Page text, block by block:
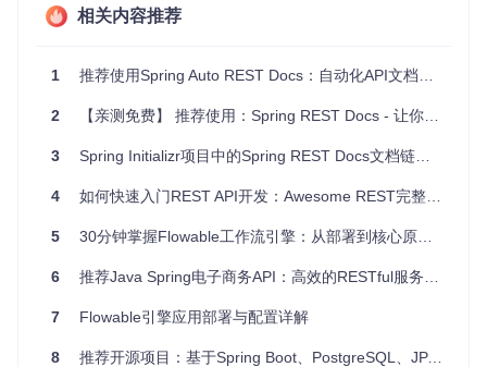
：避免在生产代码中添加额外注解，保持代码整
洁。
man Collections，满足多样化需求。
的适配器，方便现有测试的迁移。
的安全定义和服务器信息。
要开始使用，请查看项目的"Getting started"部分，了解版本
种既高效又灵活的API文档解决方案，Spring REST Docs API
相关内容推荐
1 推荐使用Spring Auto REST Docs：自动化API文档的新境界
2 【亲测免费】 推荐使用：Spring REST Docs - 让你的RESTful服务文档更上一层楼！
3 Spring Initializr项目中的Spring REST Docs文档链接修复
4 如何快速入门REST API开发：Awesome REST完整指南
5 30分钟掌握Flowable工作流引擎：从部署到核心原理全解析
6 推荐Java Spring电子商务API：高效的RESTful服务构建
7 Flowable引擎应用部署与配置详解
8 推荐开源项目：基于Spring Boot、PostgreSQL、JPA和Hibernate的REST API示例